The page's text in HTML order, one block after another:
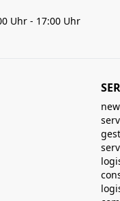
Uhr - 17:00 Uhr